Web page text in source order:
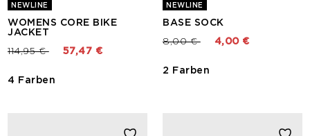
NEWLINE
WOMENS CORE BIKE
JACKET
Preis reduziert von
114,95 €bis 57,47 €
4 Farben
NEWLINE
BASE SOCK
Preis reduziert von
8,00 €bis 4,00 €
2 Farben